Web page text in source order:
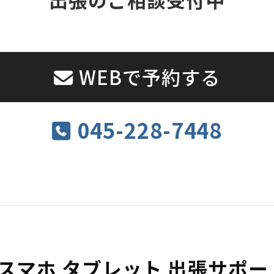
WEBで予約する
045-228-7448
マホ タブレット 出張サポ